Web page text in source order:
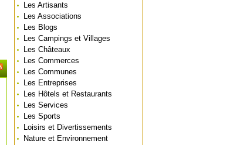
Les Artisants
Les Associations
Les Blogs
Les Campings et Villages
Les Châteaux
Les Commerces
Les Communes
Les Entreprises
Les Hôtels et Restaurants
Les Services
Les Sports
Loisirs et Divertissements
Nature et Environnement